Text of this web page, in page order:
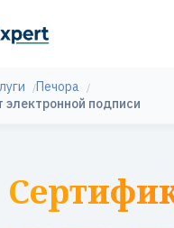
Печора
электронной подписи